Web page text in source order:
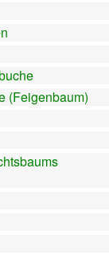
(Feigenbaum)